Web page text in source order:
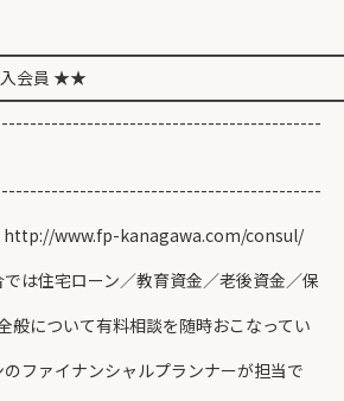
会員 ★★
http://www.fp-kanagawa.com/consul/
は住宅ローン／教育資金／老後資金／保
般について有料相談を随時おこなってい
ファイナンシャルプランナーが担当で